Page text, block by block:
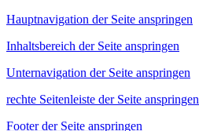
Hauptnavigation der Seite anspringen
Inhaltsbereich der Seite anspringen
Unternavigation der Seite anspringen
rechte Seitenleiste der Seite anspringen
Footer der Seite anspringen